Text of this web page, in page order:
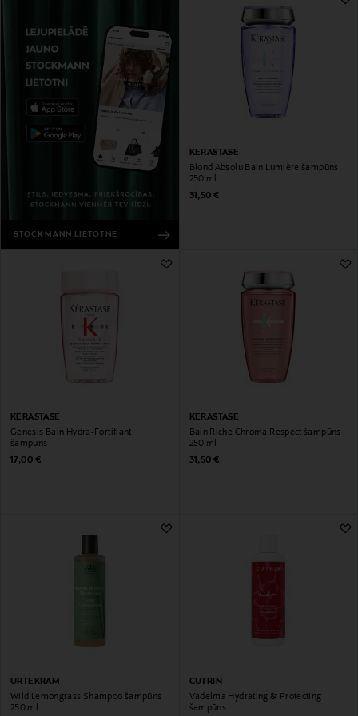
STOCKMANN LIETOTNE
KERASTASE
Blond Absolu Bain Lumière šampūns
250 ml
Original Price
31,50 €
KERASTASE
Genesis Bain Hydra-Fortifiant
šampūns
Original Price
17,00 €
KERASTASE
Bain Riche Chroma Respect šampūns
250 ml
Original Price
31,50 €
URTEKRAM
Wild Lemongrass Shampoo šampūns
250 ml
CUTRIN
Vadelma Hydrating & Protecting
šampūns